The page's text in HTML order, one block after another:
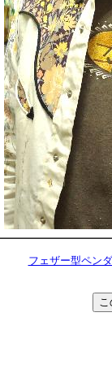
フェザー型ペン